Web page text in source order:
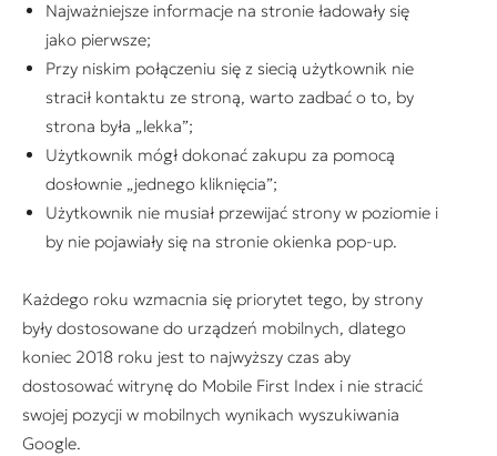
Najważniejsze informacje na stronie ładowały się
jako pierwsze;
Przy niskim połączeniu się z siecią użytkownik nie
stracił kontaktu ze stroną, warto zadbać o to, by
strona była „lekka”;
Użytkownik mógł dokonać zakupu za pomocą
dosłownie „jednego kliknięcia”;
Użytkownik nie musiał przewijać strony w poziomie i
by nie pojawiały się na stronie okienka pop-up.
Każdego roku wzmacnia się priorytet tego, by strony
były dostosowane do urządzeń mobilnych, dlatego
koniec 2018 roku jest to najwyższy czas aby
dostosować witrynę do Mobile First Index i nie stracić
swojej pozycji w mobilnych wynikach wyszukiwania
Google.